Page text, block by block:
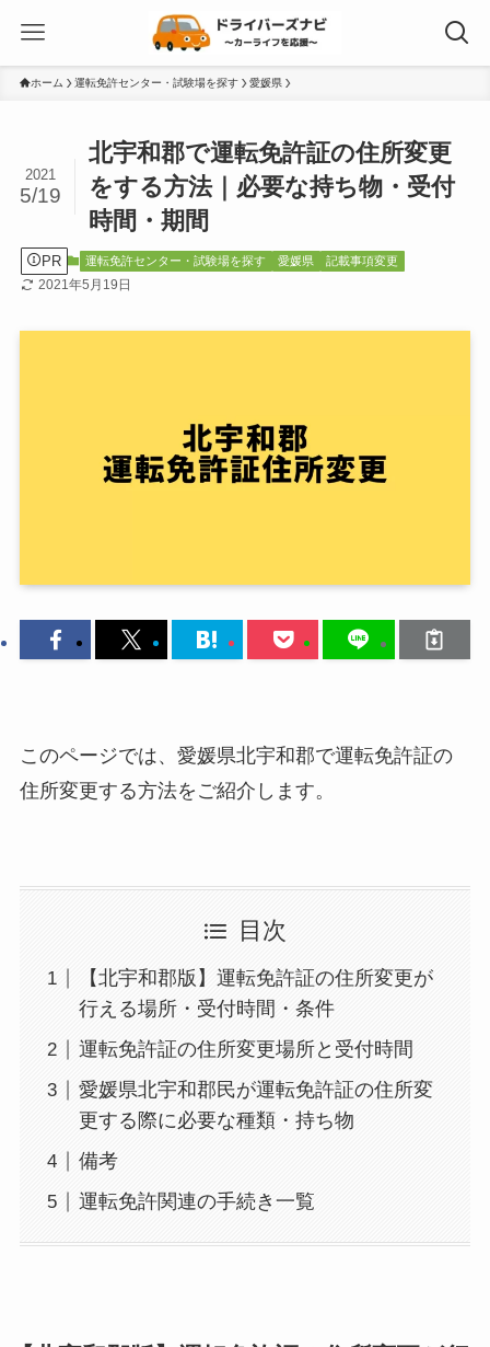
ホーム 運転免許センター・試験場を探す 愛媛県
北宇和郡で運転免許証の住所変更
をする方法｜必要な持ち物・受付
時間・期間
2021
5/19
PR 運転免許センター・試験場を探す 愛媛県 記載事項変更
2021年5月19日
このページでは、愛媛県北宇和郡で運転免許証の
住所変更する方法をご紹介します。
目次
【北宇和郡版】運転免許証の住所変更が
行える場所・受付時間・条件
運転免許証の住所変更場所と受付時間
愛媛県北宇和郡民が運転免許証の住所変
更する際に必要な種類・持ち物
備考
運転免許関連の手続き一覧